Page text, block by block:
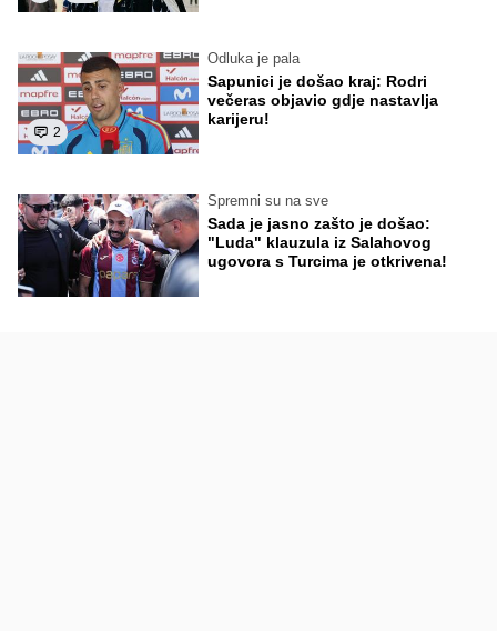
2
Odluka je pala
Sapunici je došao kraj: Rodri
večeras objavio gdje nastavlja
karijeru!
Spremni su na sve
Sada je jasno zašto je došao:
"Luda" klauzula iz Salahovog
ugovora s Turcima je otkrivena!